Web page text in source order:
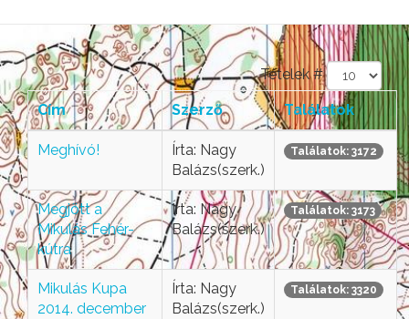
Tételek #
Cím Szerző Találatok
Meghívó!
Írta: Nagy
Balázs(szerk.)
Találatok: 3172
Megjött a
Mikulás Fehér-
kútra
Írta: Nagy
Balázs(szerk.)
Találatok: 3173
Mikulás Kupa
2014. december
Írta: Nagy
Balázs(szerk.)
Találatok: 3320